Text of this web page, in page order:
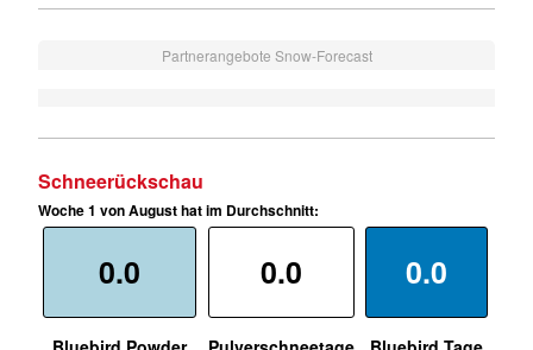
Partnerangebote Snow-Forecast
Schneerückschau
Woche 1 von August hat im Durchschnitt:
0.0 0.0 0.0